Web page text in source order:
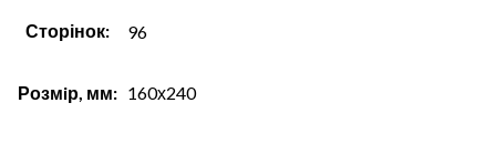
Сторінок: 96
Розмiр, мм: 160х240